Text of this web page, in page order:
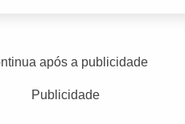
após a publicidade
Publicidade